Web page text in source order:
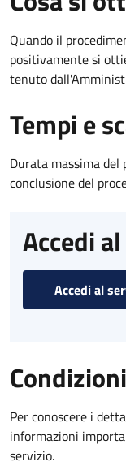
Quando il
positivamente si
tenuto
Tempi e
Durata massima
conclusione del
Accedi
Accedi al
Per conoscere i
informazioni
servizio.